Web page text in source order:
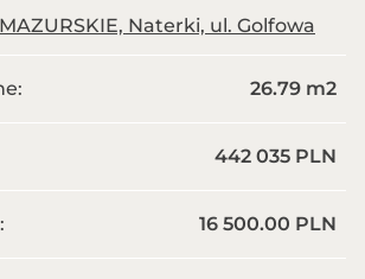
Naterki, ul. Golfowa
26.79 m2
442 035 PLN
: 16 500.00 PLN